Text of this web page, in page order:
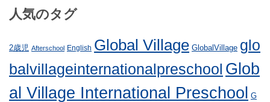
人気のタグ
2歳児 Afterschool English Global Village GlobalVillage glo
balvillageinternationalpreschool Glob
al Village International Preschool G